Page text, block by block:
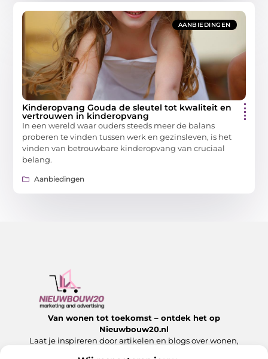
AANBIEDINGEN
Kinderopvang Gouda de sleutel tot kwaliteit en
vertrouwen in kinderopvang
In een wereld waar ouders steeds meer de balans
proberen te vinden tussen werk en gezinsleven, is het
vinden van betrouwbare kinderopvang van cruciaal
belang.
Aanbiedingen
Van wonen tot toekomst – ontdek het op
Nieuwbouw20.nl
Laat je inspireren door artikelen en blogs over wonen,